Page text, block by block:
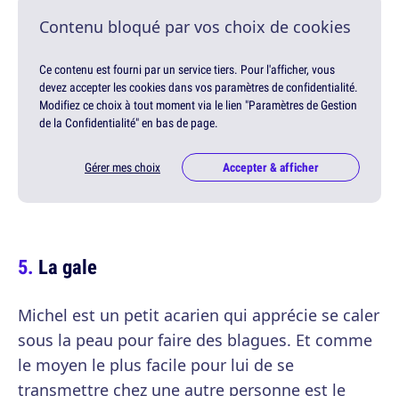
Contenu bloqué par vos choix de cookies
Ce contenu est fourni par un service tiers. Pour l'afficher, vous
devez accepter les cookies dans vos paramètres de confidentialité.
Modifiez ce choix à tout moment via le lien "Paramètres de Gestion
de la Confidentialité" en bas de page.
Gérer mes choix Accepter & afficher
La gale
Michel est un petit acarien qui apprécie se caler
sous la peau pour faire des blagues. Et comme
le moyen le plus facile pour lui de se
transmettre chez une autre personne est le